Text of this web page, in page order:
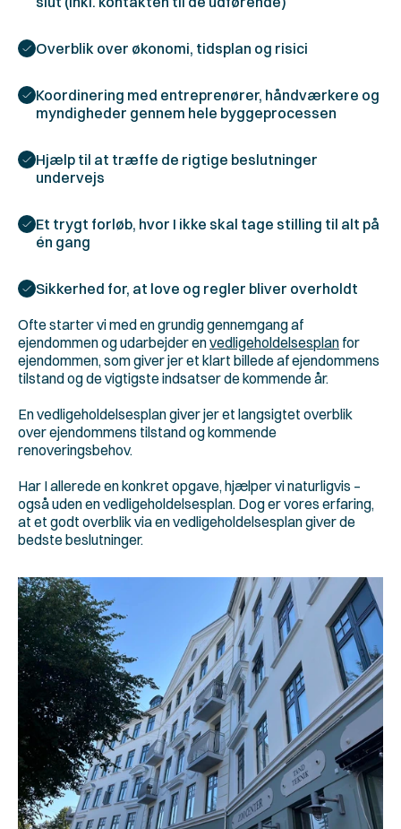
Overblik over økonomi, tidsplan og risici
Koordinering med entreprenører, håndværkere og
myndigheder gennem hele byggeprocessen
Hjælp til at træffe de rigtige beslutninger
undervejs
Et trygt forløb, hvor I ikke skal tage stilling til alt på
én gang
Sikkerhed for, at love og regler bliver overholdt
Ofte starter vi med en grundig gennemgang af
ejendommen og udarbejder en vedligeholdelsesplan for
ejendommen, som giver jer et klart billede af ejendommens
tilstand og de vigtigste indsatser de kommende år.
En vedligeholdelsesplan giver jer et langsigtet overblik
over ejendommens tilstand og kommende
renoveringsbehov.
Har I allerede en konkret opgave, hjælper vi naturligvis –
også uden en vedligeholdelsesplan. Dog er vores erfaring,
at et godt overblik via en vedligeholdelsesplan giver de
bedste beslutninger.